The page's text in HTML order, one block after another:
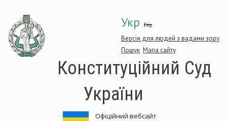
основного
матеріалу
Укр Eng
Версія для людей з вадами зору
Пошук Мапа сайту
Конституційний Суд
України
Офіційний вебсайт